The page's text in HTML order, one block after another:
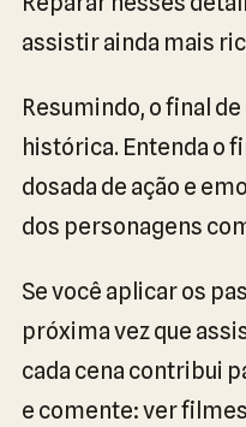
assistir ainda mais
Resumindo, o final
histórica. Entenda o
dosada de ação e
dos personagens
Se você aplicar os
próxima vez que
cada cena contribui
e comente: ver